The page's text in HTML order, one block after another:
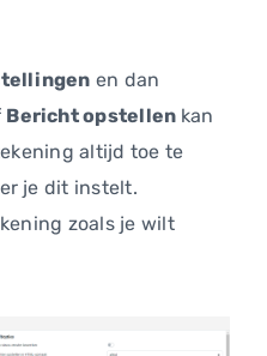
en dan
Bericht opstellen kan
altijd toe te
je dit instelt.
zoals je wilt